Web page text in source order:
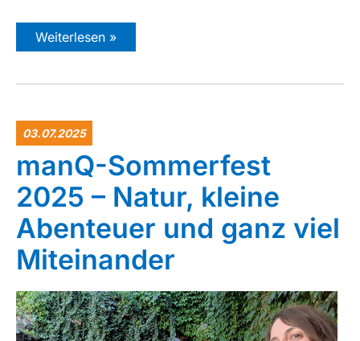
Weiterlesen »
03.07.2025
manQ-Sommerfest
2025 – Natur, kleine
Abenteuer und ganz viel
Miteinander